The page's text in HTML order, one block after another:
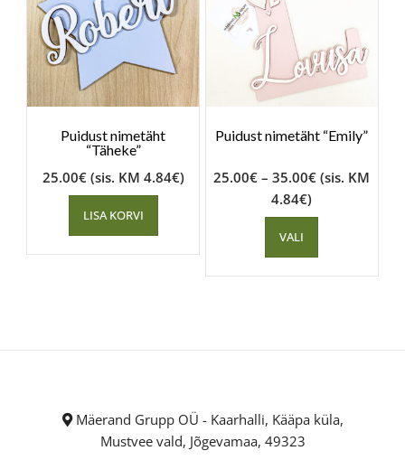
Puidust nimetäht
“Täheke”
25.00€ (sis. KM 4.84€)
LISA KORVI
Puidust nimetäht “Emily”
25.00€ – 35.00€ (sis. KM
4.84€)
VALI
Mäerand Grupp OÜ - Kaarhalli, Kääpa küla,
Mustvee vald, Jõgevamaa, 49323